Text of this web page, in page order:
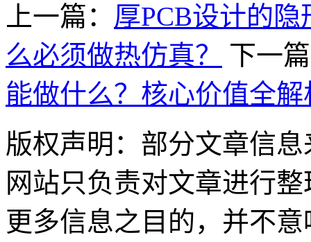
上一篇： 厚PCB设计的
么必须做热仿真？
下一
能做什么？核心价值全解
版权声明：部分文章信
网站只负责对文章进行
更多信息之目的，并不